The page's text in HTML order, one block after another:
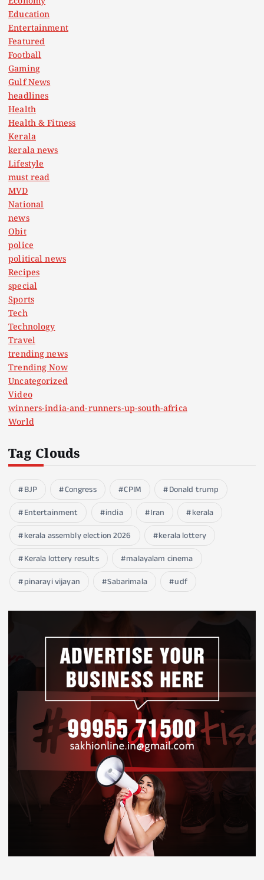
Education
Entertainment
Featured
Football
Gaming
Gulf News
headlines
Health
Health & Fitness
Kerala
kerala news
Lifestyle
must read
MVD
National
news
Obit
police
political news
Recipes
special
Sports
Tech
Technology
Travel
trending news
Trending Now
Uncategorized
Video
winners-india-and-runners-up-south-africa
World
Tag Clouds
BJP Congress CPIM
Donald trump
Entertainment
india Iran
kerala
kerala assembly election 2026
kerala lottery
Kerala lottery results
malayalam cinema
pinarayi vijayan
Sabarimala udf